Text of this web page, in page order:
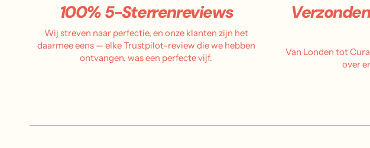
100% 5-Sterrenreviews
Wij streven naar perfectie, en onze klanten zijn het
daarmee eens — elke Trustpilot-review die we hebben
ontvangen, was een perfecte vijf.
Van Londen tot
over